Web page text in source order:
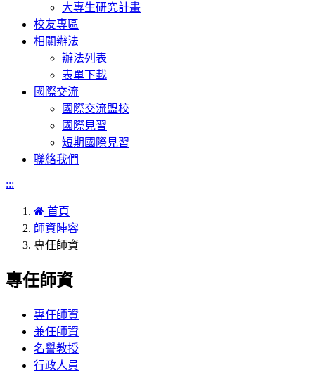
大專生研究計畫
校友專區
相關辦法
辦法列表
表單下載
國際交流
國際交流盟校
國際見習
短期國際見習
聯絡我們
:::
首頁
師資陣容
專任師資
專任師資
專任師資
兼任師資
名譽教授
行政人員